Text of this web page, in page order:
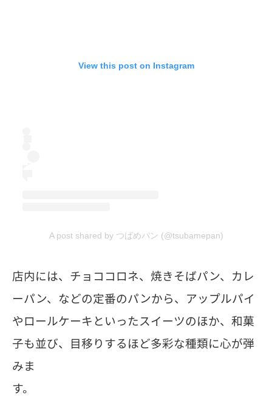
View this post on Instagram
A post shared by つばめパン (@tsubamepan)
店内には、チョココロネ、焼きそばパン、カレ
ーパン、などの定番のパンから、アップルパイ
やロールケーキといったスイーツのほか、和菓
子も並び、目移りするほど多彩な種類に心が弾
みま
す。